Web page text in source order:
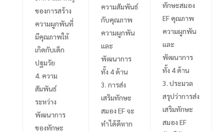
ของการสร้าง
ความผูกพันที่
มีคุณภาพให้
เกิดกับเด็ก
ปฐมวัย
ความ
สัมพันธ์
ระหว่าง
พัฒนาการ
ของทักษะ
ความสัมพันธ์
กับคุณภาพ
ความผูกพัน
และ
พัฒนาการ
ทั้ง 4ด้าน
การส่ง
เสริมทักษะ
สมอง EF จะ
ทำได้ดีหาก
ทักษะสมอง
EFคุณภาพ
ความผูกพัน
และ
พัฒนาการ
ทั้ง 4ด้าน
ประมวล
สรุปว่าการส่ง
เสริมทักษะ
สมอง EF